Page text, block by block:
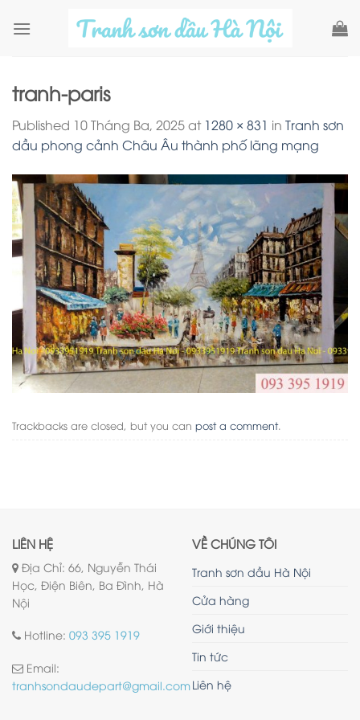
tranh-paris
Published 10 Tháng Ba, 2025at 1280 × 831 in Tranh sơn
dầu phong cảnh Châu Âu thành phố lãng mạng
Trackbacks are closed, but you can post a comment.
LIÊN HỆ
Địa Chỉ: 66, Nguyễn Thái
Học, Điện Biên, Ba Đình, Hà
Nội
Hotline: 093 395 1919
Email:
tranhsondaudepart@gmail.com
VỀ CHÚNG TÔI
Tranh sơn dầu Hà Nội
Cửa hàng
Giới thiệu
Tin tức
Liên hệ